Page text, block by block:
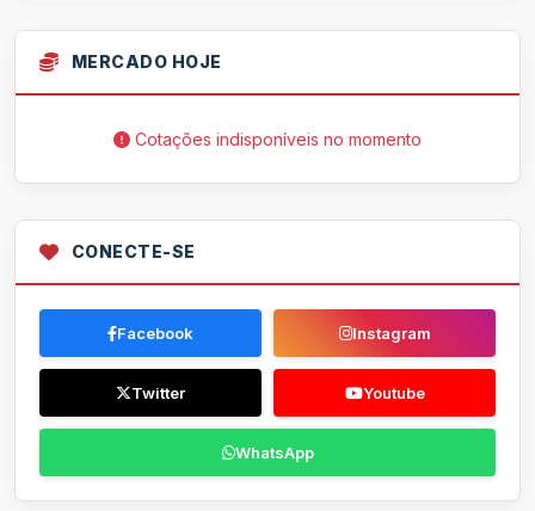
MERCADO HOJE
Cotações indisponíveis no momento
CONECTE-SE
Facebook Instagram
Twitter Youtube
WhatsApp